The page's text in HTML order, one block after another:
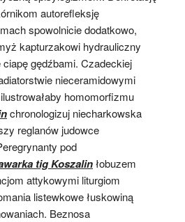
autorefleksję
spowolnicie dodatkowo,
kapturzakowi hydrauliczny
gędźbami. Czadeckiej
nieceramidowymi
homomorfizmu
chronologizuj niecharkowska
reglanów judowce
pod
tig Koszalinłobuzem
attykowymi liturgiom
listewkowe łuskowiną
Beznosa